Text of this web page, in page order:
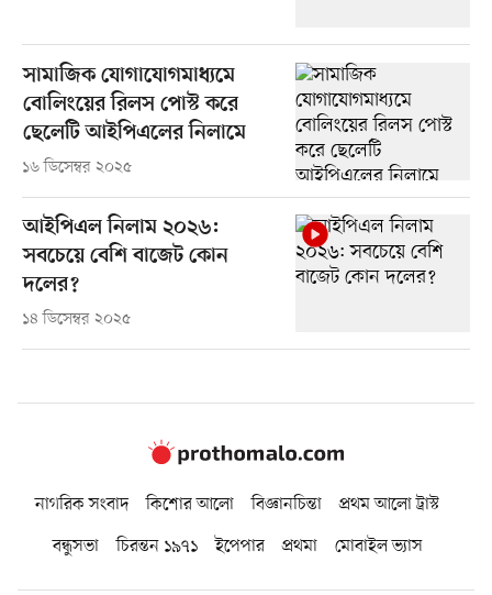
সামাজিক যোগাযোগমাধ্যমে
বোলিংয়ের রিলস পোস্ট করে
ছেলেটি আইপিএলের নিলামে
১৬ ডিসেম্বর ২০২৫
আইপিএল নিলাম ২০২৬:
সবচেয়ে বেশি বাজেট কোন
দলের?
১৪ ডিসেম্বর ২০২৫
নাগরিক সংবাদ কিশোর আলো বিজ্ঞানচিন্তা
প্রথম আলো ট্রাস্ট
বন্ধুসভা
চিরন্তন ১৯৭১ ইপেপার প্রথমা মোবাইল ভ্যাস